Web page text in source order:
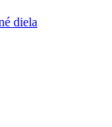
diela